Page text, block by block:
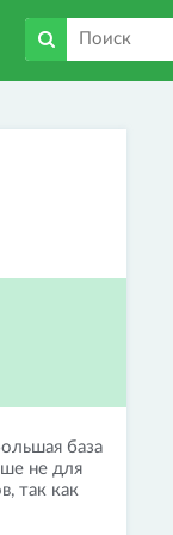
база
не для
так как